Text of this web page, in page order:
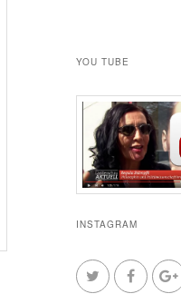
YOU TUBE
INSTAGRAM